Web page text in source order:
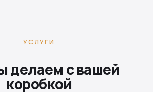
УСЛУГИ
делаем с вашей
коробкой